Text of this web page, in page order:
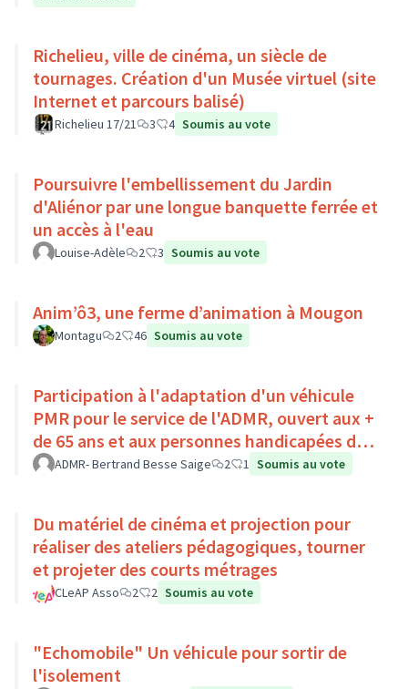
Richelieu, ville de cinéma, un siècle de
tournages. Création d'un Musée virtuel (site
Internet et parcours balisé)
Richelieu 17/21 3 4 Soumis au vote
Poursuivre l'embellissement du Jardin
d'Aliénor par une longue banquette ferrée et
un accès à l'eau
Louise-Adèle 2 3 Soumis au vote
Anim’ô3, une ferme d’animation à Mougon
Montagu 2 46 Soumis au vote
Participation à l'adaptation d'un véhicule
PMR pour le service de l'ADMR, ouvert aux +
de 65 ans et aux personnes handicapées du
Pays Loire-Touraine.
ADMR- Bertrand Besse Saige 2 1 Soumis au vote
Du matériel de cinéma et projection pour
réaliser des ateliers pédagogiques, tourner
et projeter des courts métrages
CLeAP Asso 2 2 Soumis au vote
"Echomobile" Un véhicule pour sortir de
l'isolement